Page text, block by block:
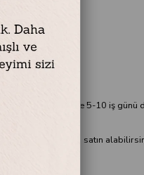
x 120 cm
75 x 135 cm
hazırda var ise 5-10 iş
çerçevesiz olarak da satın